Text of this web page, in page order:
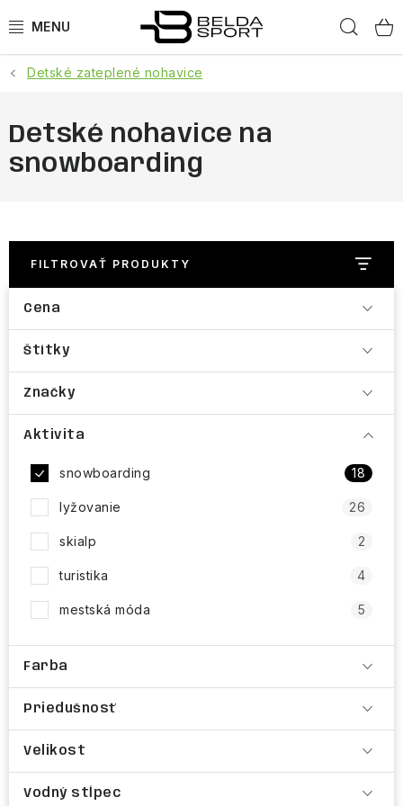
na
ŠPORTY
BEH
BOGNER
OBLEČENIE
OBUV
DOPLNKY
NAŠE SLUŽBY
ZNAČKY
Vrátenie a výmena
Moja objednávka
Detské zateplené nohavice
Detské nohavice na
snowboarding
FILTROVAŤ PRODUKTY
Cena
Štítky
Značky
Aktivita
snowboarding 18
lyžovanie 26
skialp 2
turistika 4
mestská móda 5
Farba
Priedušnosť
Velikost
Vodný stĺpec